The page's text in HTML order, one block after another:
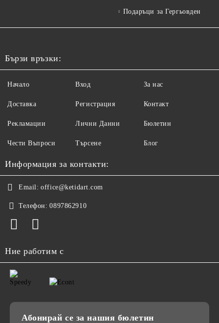
Подаръци за Гергьовден
Бързи връзки:
Начало
Доставка
Рекламации
Чести Въпроси
Вход
Регистрация
Лични Данни
Търсене
За нас
Контакт
Бюлетин
Блог
Информация за контакти:
Email: office@ketidart.com
Телефон: 0897862910
Ние работим с
Абонирай се за нашия бюлетин